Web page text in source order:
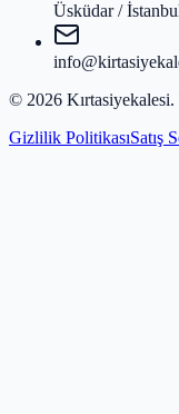
Üsküdar /
© 2026 Kırtasiyekalesi.
Gizlilik PolitikasıSatış